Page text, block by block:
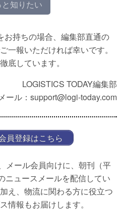
と知りたい
お持ちの場合、編集部直通の
一報いただければ幸いです。
底しています。
LOGISTICS TODAY編集部
ール：support@logi-today.com
員登録はこちら
メール会員向けに、朝刊（平
ニュースメールを配信してい
え、物流に関わる方に役立つ
情報もお届けします。